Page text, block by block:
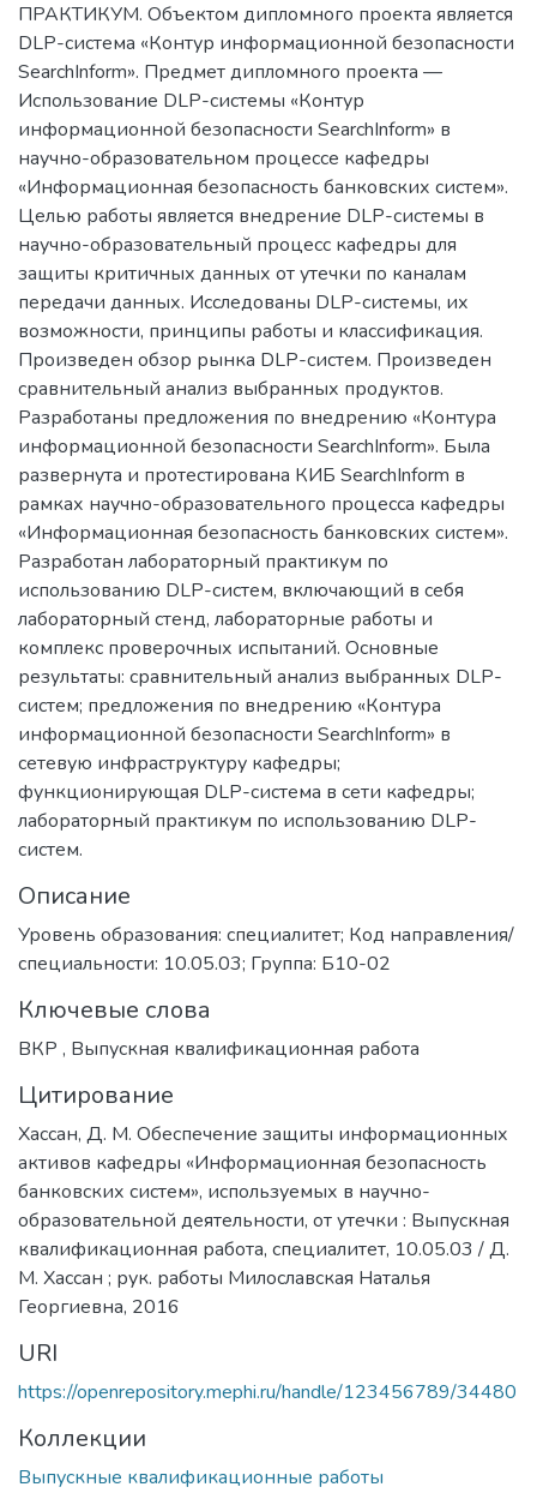
ПРАКТИКУМ. Объектом дипломного проекта является
DLP-система «Контур информационной безопасности
SearchInform». Предмет дипломного проекта —
Использование DLP-системы «Контур
информационной безопасности SearchInform» в
научно-образовательном процессе кафедры
«Информационная безопасность банковских систем».
Целью работы является внедрение DLP-системы в
научно-образовательный процесс кафедры для
защиты критичных данных от утечки по каналам
передачи данных. Исследованы DLP-системы, их
возможности, принципы работы и классификация.
Произведен обзор рынка DLP-систем. Произведен
сравнительный анализ выбранных продуктов.
Разработаны предложения по внедрению «Контура
информационной безопасности SearchInform». Была
развернута и протестирована КИБ SearchInform в
рамках научно-образовательного процесса кафедры
«Информационная безопасность банковских систем».
Разработан лабораторный практикум по
использованию DLP-систем, включающий в себя
лабораторный стенд, лабораторные работы и
комплекс проверочных испытаний. Основные
результаты: сравнительный анализ выбранных DLP-
систем; предложения по внедрению «Контура
информационной безопасности SearchInform» в
сетевую инфраструктуру кафедры;
функционирующая DLP-система в сети кафедры;
лабораторный практикум по использованию DLP-
систем.
Описание
Уровень образования: специалитет; Код направления/
специальности: 10.05.03; Группа: Б10-02
Ключевые слова
ВКР , Выпускная квалификационная работа
Цитирование
Хассан, Д. М. Обеспечение защиты информационных
активов кафедры «Информационная безопасность
банковских систем», используемых в научно-
образовательной деятельности, от утечки : Выпускная
квалификационная работа, специалитет, 10.05.03 / Д.
М. Хассан ; рук. работы Милославская Наталья
Георгиевна, 2016
URI
https://openrepository.mephi.ru/handle/123456789/34480
Коллекции
Выпускные квалификационные работы